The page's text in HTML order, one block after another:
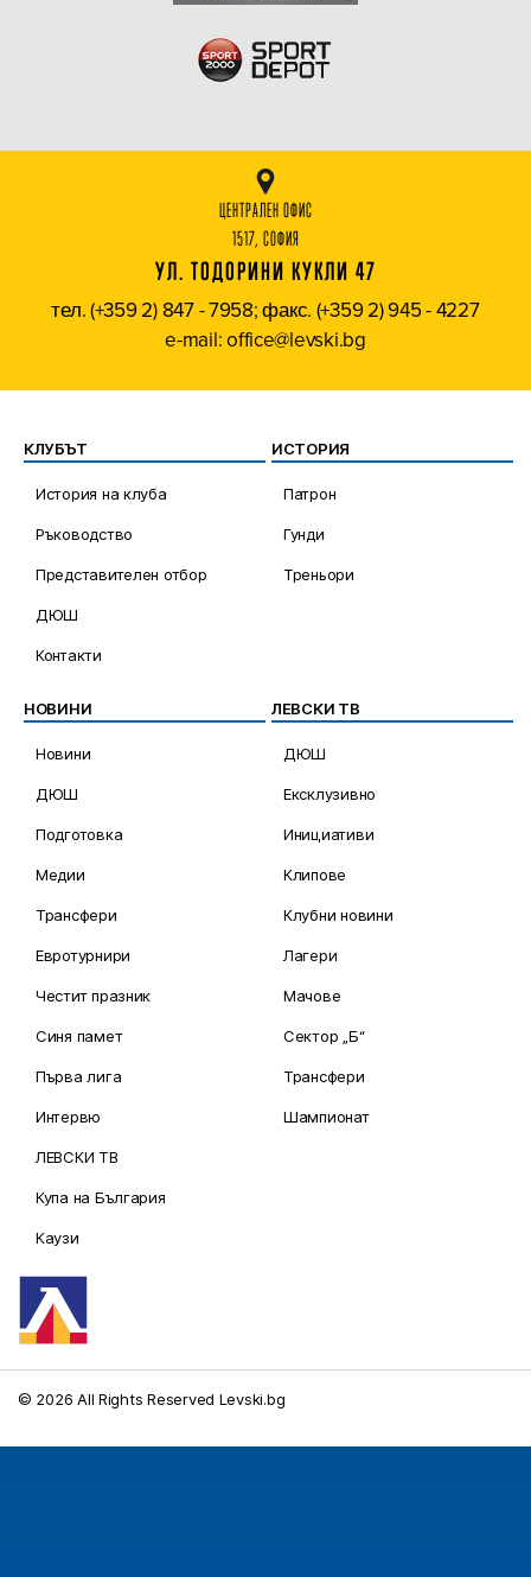
ЦЕНТРАЛЕН ОФИС
1517, СОФИЯ
УЛ. ТОДОРИНИ КУКЛИ 47
тел. (+359 2) 847 - 7958; факс. (+359 2) 945 - 4227
e-mail: office@levski.bg
КЛУБЪТ
История на клуба
Ръководство
Представителен отбор
ДЮШ
Контакти
ИСТОРИЯ
Патрон
Гунди
Треньори
НОВИНИ
Новини
ДЮШ
Подготовка
Медии
Трансфери
Евротурнири
Честит празник
Синя памет
Първа лига
Интервю
ЛЕВСКИ ТВ
Купа на България
Каузи
ЛЕВСКИ ТВ
ДЮШ
Ексклузивно
Инициативи
Клипове
Клубни новини
Лагери
Мачове
Сектор „Б“
Трансфери
Шампионат
© 2026 All Rights Reserved Levski.bg